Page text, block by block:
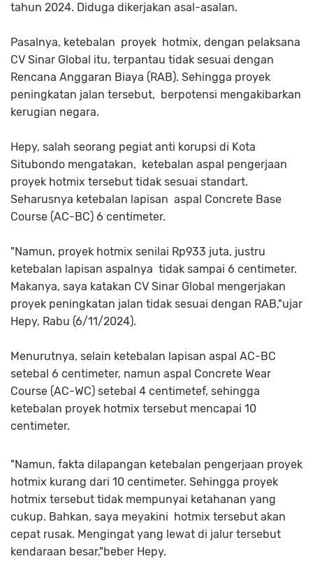
tahun 2024. Diduga dikerjakan asal-asalan.
Pasalnya, ketebalan proyek hotmix, dengan pelaksana
CV Sinar Global itu, terpantau tidak sesuai dengan
Rencana Anggaran Biaya (RAB). Sehingga proyek
peningkatan jalan tersebut, berpotensi mengakibarkan
kerugian negara.
Hepy, salah seorang pegiat anti korupsi di Kota
Situbondo mengatakan, ketebalan aspal pengerjaan
proyek hotmix tersebut tidak sesuai standart.
Seharusnya ketebalan lapisan aspal Concrete Base
Course (AC-BC) 6 centimeter.
"Namun, proyek hotmix senilai Rp933 juta, justru
ketebalan lapisan aspalnya tidak sampai 6 centimeter.
Makanya, saya katakan CV Sinar Global mengerjakan
proyek peningkatan jalan tidak sesuai dengan RAB,"ujar
Hepy, Rabu (6/11/2024).
Menurutnya, selain ketebalan lapisan aspal AC-BC
setebal 6 centimeter, namun aspal Concrete Wear
Course (AC-WC) setebal 4 centimetef, sehingga
ketebalan proyek hotmix tersebut mencapai 10
centimeter.
"Namun, fakta dilapangan ketebalan pengerjaan proyek
hotmix kurang dari 10 centimeter. Sehingga proyek
hotmix tersebut tidak mempunyai ketahanan yang
cukup. Bahkan, saya meyakini hotmix tersebut akan
cepat rusak. Mengingat yang lewat di jalur tersebut
kendaraan besar,"beber Hepy.